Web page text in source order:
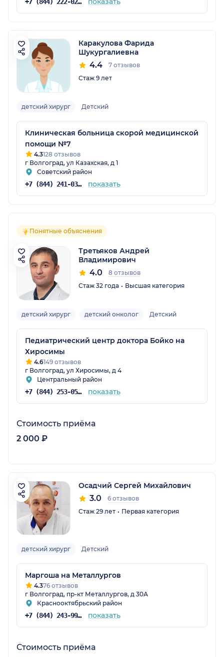
Каракулова Фарида
Шукургалиевна
4.4
7 отзывов
Стаж 9 лет
детский хирург Детский
Клиническая больница скорой медицинской
помощи №7
4.3128 отзывов
г Волгоград, ул Казахская, д 1
Советский район
+7 (844) 241-03-80 показать
Понятные объяснения
Третьяков Андрей
Владимирович
4.0
8 отзывов
Стаж 32 года
Высшая категория
детский хирург детский онколог Детский
Педиатрический центр доктора Бойко на
Хиросимы
4.6149 отзывов
г Волгоград, ул Хиросимы, д 4
Центральный район
+7 (844) 253-05-05 показать
Стоимость приёма
2 000 ₽
Осадчий Сергей Михайлович
3.0
6 отзывов
Стаж 29 лет
Первая категория
детский хирург Детский
Маргоша на Металлургов
4.376 отзывов
г Волгоград, пр-кт Металлургов, д 30А
Краснооктябрьский район
+7 (844) 243-99-88 показать
Стоимость приёма